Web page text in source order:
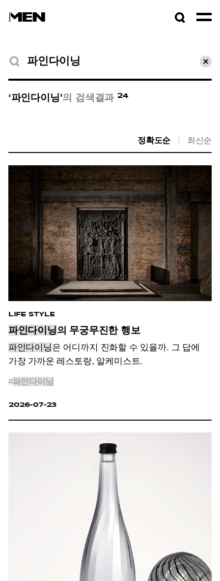
검색결과
초기
‘파인다이닝’의 검색결과 24
정확도순 최신순
LIFE STYLE
파인다이닝의 무궁무진한 행보
파인다이닝은 어디까지 진화할 수 있을까. 그 답에
가장 가까운 레스토랑, 알케미스트.
#파인다이닝
2026-07-23